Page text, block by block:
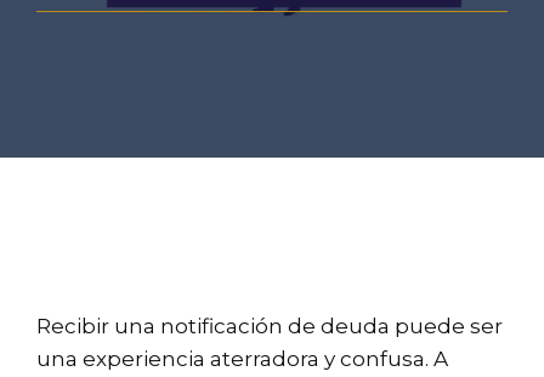
Recibir una notificación de deuda puede ser
una experiencia aterradora y confusa. A